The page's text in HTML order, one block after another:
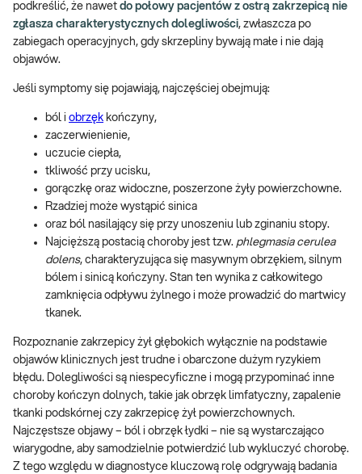
podkreślić, że nawet do połowy pacjentów z ostrą zakrzepicą nie
zgłasza charakterystycznych dolegliwości, zwłaszcza po
zabiegach operacyjnych, gdy skrzepliny bywają małe i nie dają
objawów.
Jeśli symptomy się pojawiają, najczęściej obejmują:
ból i obrzęk kończyny,
zaczerwienienie,
uczucie ciepła,
tkliwość przy ucisku,
gorączkę oraz widoczne, poszerzone żyły powierzchowne.
Rzadziej może wystąpić sinica
oraz ból nasilający się przy unoszeniu lub zginaniu stopy.
Najcięższą postacią choroby jest tzw. phlegmasia cerulea
dolens, charakteryzująca się masywnym obrzękiem, silnym
bólem i sinicą kończyny. Stan ten wynika z całkowitego
zamknięcia odpływu żylnego i może prowadzić do martwicy
tkanek.
Rozpoznanie zakrzepicy żył głębokich wyłącznie na podstawie
objawów klinicznych jest trudne i obarczone dużym ryzykiem
błędu. Dolegliwości są niespecyficzne i mogą przypominać inne
choroby kończyn dolnych, takie jak obrzęk limfatyczny, zapalenie
tkanki podskórnej czy zakrzepicę żył powierzchownych.
Najczęstsze objawy – ból i obrzęk łydki – nie są wystarczająco
wiarygodne, aby samodzielnie potwierdzić lub wykluczyć chorobę.
Z tego względu w diagnostyce kluczową rolę odgrywają badania